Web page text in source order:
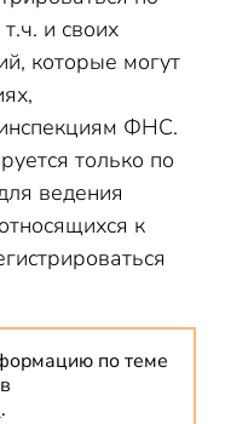
и своих
которые могут
ФНС.
только по
ведения
к
по теме
.